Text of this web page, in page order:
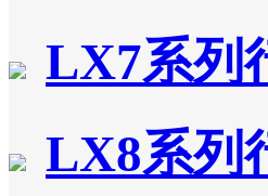
LX7系列
LX8系列